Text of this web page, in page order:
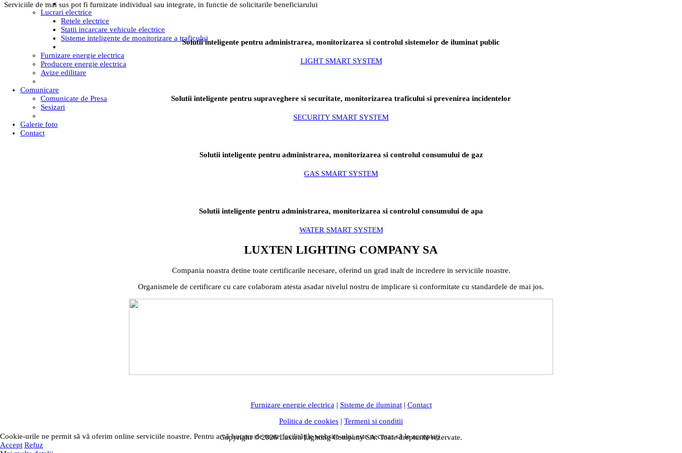
Lucrari electrice
Retele electrice
Statii incarcare vehicule electrice
Sisteme inteligente de monitorizare a traficului
Furnizare energie electrica
Producere energie electrica
Avize edilitare
Comunicare
Comunicate de Presa
Sesizari
Galerie foto
Contact
Serviciile de mai sus pot fi furnizate individual sau integrate, in functie de solicitarile beneficiarului
Solutii inteligente pentru administrarea, monitorizarea si controlul sistemelor de iluminat public
LIGHT SMART SYSTEM
Solutii inteligente pentru supraveghere si securitate, monitorizarea traficului si prevenirea incidentelor
SECURITY SMART SYSTEM
Solutii inteligente pentru administrarea, monitorizarea si controlul consumului de gaz
GAS SMART SYSTEM
Solutii inteligente pentru administrarea, monitorizarea si controlul consumului de apa
WATER SMART SYSTEM
LUXTEN LIGHTING COMPANY SA
Compania noastra detine toate certificarile necesare, oferind un grad inalt de incredere in serviciile noastre.
Organismele de certificare cu care colaboram atesta asadar nivelul nostru de implicare si conformitate cu standardele de mai jos.
Furnizare energie electrica | Sisteme de iluminat| Contact
Politica de cookies | Termeni si conditii
Copyright © 2026 Luxten Lighting Company SA. Toate drepturile rezervate.
Cookie-urile ne permit să vă oferim online serviciile noastre. Pentru a vă bucura de toate facilitățile website-ului este necesar să le acceptați
Accept Refuz